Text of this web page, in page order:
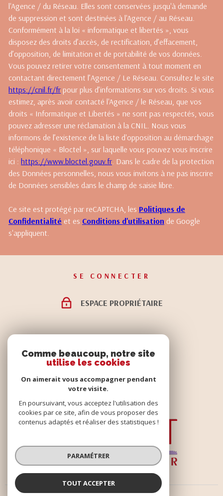
l'Agence / du Réseau. Elles sont conservées jusqu'à demande
de suppression et sont destinées à l'Agence / au Réseau.
Conformément à la loi « informatique et libertés », vous
disposez des droits d’accès, de rectification, d’effacement,
d’opposition, de limitation et de portabilité de vos données.
Vous pouvez retirer votre consentement à tout moment en
contactant directement l’Agence / Le Réseau. Consultez le site
https://cnil.fr/fr pour plus d’informations sur vos droits. Si vous
estimez, après avoir contacté l'Agence / le Réseau, que vos
droits « Informatique et Libertés » ne sont pas respectés, vous
pouvez adresser une réclamation à la CNIL. Nous vous
informons de l’existence de la liste d'opposition au démarchage
téléphonique « Bloctel », sur laquelle vous pouvez vous inscrire
ici : https://www.bloctel.gouv.fr . Dans le cadre de la protection
des Données personnelles, nous vous invitons à ne pas inscrire
de Données sensibles dans le champ de saisie libre.
Ce site est protégé par reCAPTCHA, les Politiques de
Confidentialité et es Conditions d'utilisation de Google
s'appliquent.
SE CONNECTER
ESPACE PROPRIÉTAIRE
Comme beaucoup, notre site
utilise les cookies
On aimerait vous accompagner pendant
votre visite.
En poursuivant, vous acceptez l'utilisation des
cookies par ce site, afin de vous proposer des
contenus adaptés et réaliser des statistiques !
PARAMÉTRER
TOUT ACCEPTER